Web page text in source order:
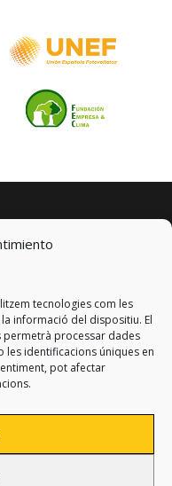
tecnologies com les
informació del dispositiu. El
permetrà processar dades
identificacions úniques en
pot afectar
226